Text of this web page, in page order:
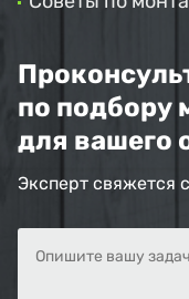
по подбору
для вашего
Эксперт свяжется